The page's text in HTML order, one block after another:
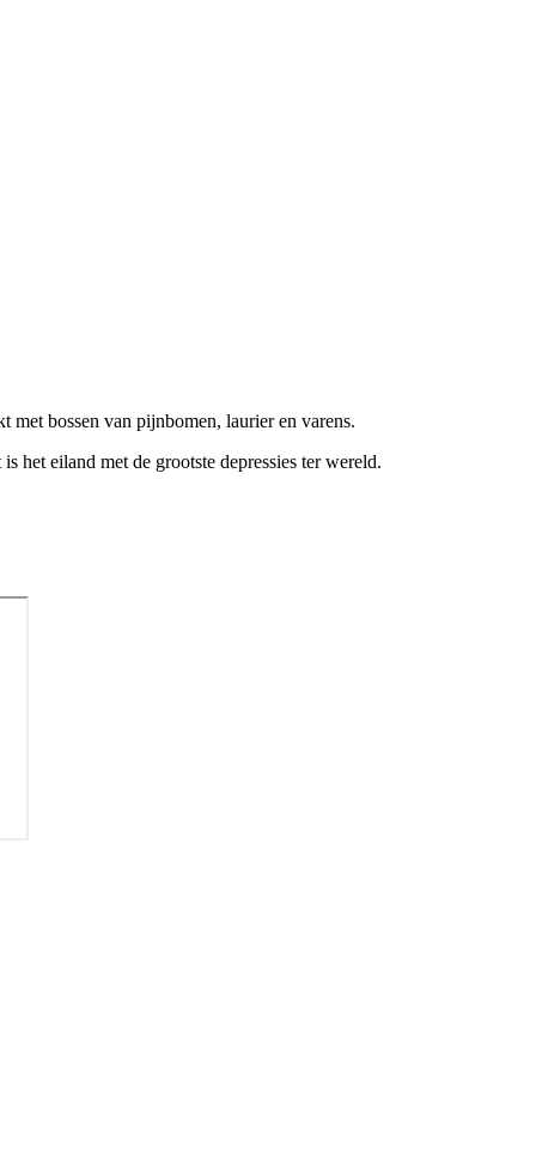
met bossen van pijnbomen, laurier en varens.
het eiland met de grootste depressies ter wereld.